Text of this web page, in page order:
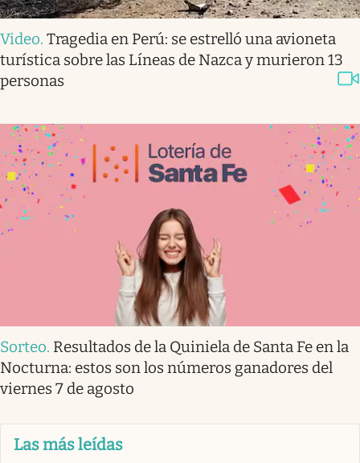
Video. Tragedia en Perú: se estrelló una avioneta
turística sobre las Líneas de Nazca y murieron 13
personas
Sorteo. Resultados de la Quiniela de Santa Fe en la
Nocturna: estos son los números ganadores del
viernes 7 de agosto
Las más leídas